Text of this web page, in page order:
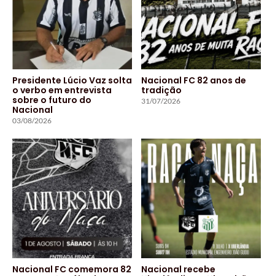
Presidente Lúcio Vaz solta
o verbo em entrevista
sobre o futuro do
Nacional
03/08/2026
Nacional FC 82 anos de
tradição
31/07/2026
Nacional FC comemora 82
Nacional recebe